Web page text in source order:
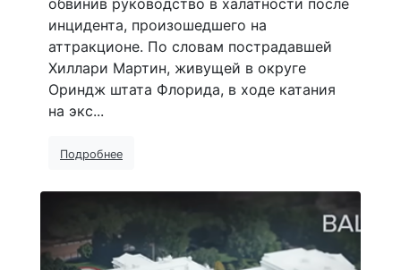
обвинив руководство в халатности после
инцидента, произошедшего на
аттракционе. По словам пострадавшей
Хиллари Мартин, живущей в округе
Ориндж штата Флорида, в ходе катания
на экс...
Подробнее